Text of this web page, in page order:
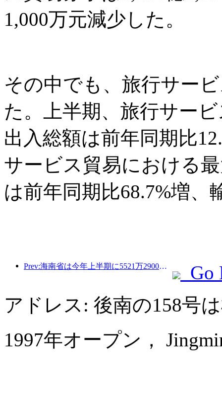
1,000万元減少した。
その中でも、旅行サー
た。上半期、旅行サー
出入総額は前年同期比
サービス貿易における
は前年同期比68.7%増、
Prev:海南省は今年上半期に5521万2900人の観光客を受け入れた
Go
アドレス: 後南の158号
1997年オープン，